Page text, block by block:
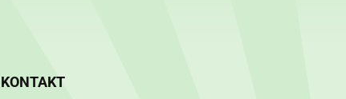
KONTAKT